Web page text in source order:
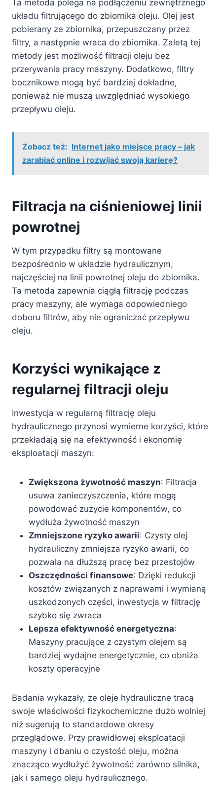
Ta metoda polega na podłączeniu zewnętrznego
układu filtrującego do zbiornika oleju. Olej jest
pobierany ze zbiornika, przepuszczany przez
filtry, a następnie wraca do zbiornika. Zaletą tej
metody jest możliwość filtracji oleju bez
przerywania pracy maszyny. Dodatkowo, filtry
bocznikowe mogą być bardziej dokładne,
ponieważ nie muszą uwzględniać wysokiego
przepływu oleju.
Zobacz też: Internet jako miejsce pracy – jak
zarabiać online i rozwijać swoją karierę?
Filtracja na ciśnieniowej linii
powrotnej
W tym przypadku filtry są montowane
bezpośrednio w układzie hydraulicznym,
najczęściej na linii powrotnej oleju do zbiornika.
Ta metoda zapewnia ciągłą filtrację podczas
pracy maszyny, ale wymaga odpowiedniego
doboru filtrów, aby nie ograniczać przepływu
oleju.
Korzyści wynikające z
regularnej filtracji oleju
Inwestycja w regularną filtrację oleju
hydraulicznego przynosi wymierne korzyści, które
przekładają się na efektywność i ekonomię
eksploatacji maszyn:
Zwiększona żywotność maszyn: Filtracja
usuwa zanieczyszczenia, które mogą
powodować zużycie komponentów, co
wydłuża żywotność maszyn
Zmniejszone ryzyko awarii: Czysty olej
hydrauliczny zmniejsza ryzyko awarii, co
pozwala na dłuższą pracę bez przestojów
Oszczędności finansowe: Dzięki redukcji
kosztów związanych z naprawami i wymianą
uszkodzonych części, inwestycja w filtrację
szybko się zwraca
Lepsza efektywność energetyczna:
Maszyny pracujące z czystym olejem są
bardziej wydajne energetycznie, co obniża
koszty operacyjne
Badania wykazały, że oleje hydrauliczne tracą
swoje właściwości fizykochemiczne dużo wolniej
niż sugerują to standardowe okresy
przeglądowe. Przy prawidłowej eksploatacji
maszyny i dbaniu o czystość oleju, można
znacząco wydłużyć żywotność zarówno silnika,
jak i samego oleju hydraulicznego.